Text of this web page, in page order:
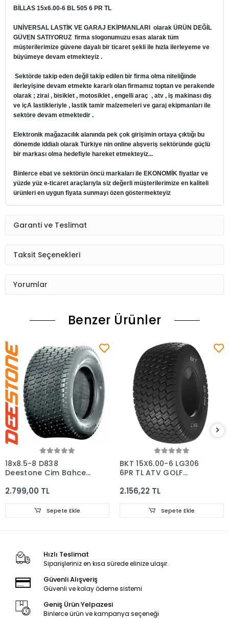
BİLLAS 15x6.00-6 BL 505 6 PR TL
UNİVERSAL LASTİK VE GARAJ EKİPMANLARI
olarak ÜRÜN DEĞİL
GÜVEN SATIYORUZ firma slogonumuzu esas alarak tüm
müşterilerimize güvene dayalı bir ticaret şekli ile hızla ilerleyeme ve
büyümeye devam etmekteyiz .
Sektörde takip eden değil takip edilen bir firma olma niteliğinde
ilerleyişine devam etmekte kararlı olan firmamız toptan ve perakende
olarak ; zirai , bisiklet , motosiklet , engelli araç , atv , iş makinası dış
ve içA lastikleriyle , lastik tamir malzemeleri ve garaj ekipmanları ile
sektöre devam etmektedir .
Elektronik mağazacılık alanında pek çok girişimin ortaya çıktığı bu
dönemde iddialı olarak Türkiye nin online alışveriş sektöründe güçlü
bir markası olma hedefiyle hareket etmekteyiz...
Binlerce ebat ve sektörün öncü markaları ile EKONOMİK fiyatlar ve
yüzde yüz e-ticaret araçlarıyla siz değerli müşterilerimize en kaliteli
ürünleri en uygun fiyata sunmayı özen göstermekteyiz
Garanti ve Teslimat
Taksit Seçenekleri
Yorumlar
Benzer Ürünler
18x8.5-8 D838
Deestone Çim Bahçe
2.799,00 TL
Sepete Ekle
BKT 15X6.00-6 LG306
6PR TL ATV GOLF
LASTİĞİ
2.156,22 TL
Sepete Ekle
Hızlı Teslimat
Siparişleriniz en kısa sürede elinize ulaşır.
Güvenli Alışveriş
Güvenli ve kolay ödeme sistemi
Geniş Ürün Yelpazesi
Binlerce ürün ve kampanya seçeneği